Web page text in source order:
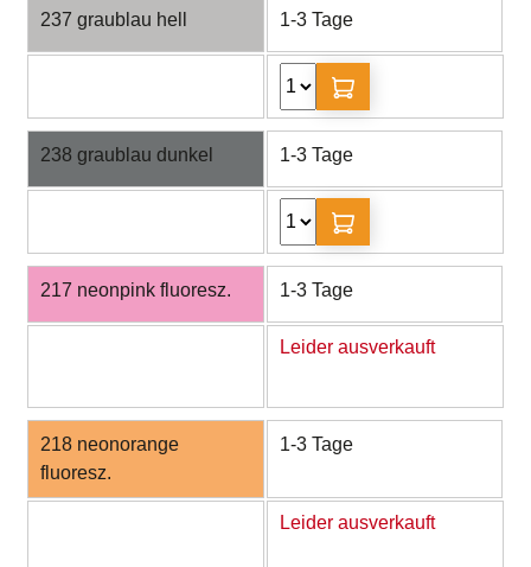
237 graublau hell 1-3 Tage
238 graublau dunkel 1-3 Tage
217 neonpink fluoresz. 1-3 Tage
Leider ausverkauft
218 neonorange
fluoresz.
1-3 Tage
Leider ausverkauft